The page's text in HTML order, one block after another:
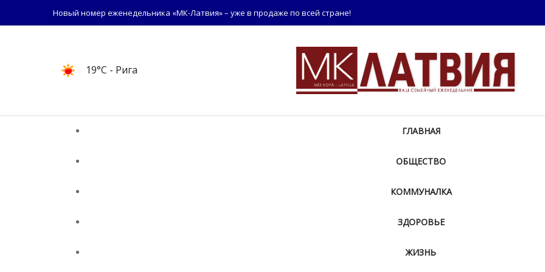
Новый номер еженедельника «МК-Латвия» – уже в продаже по всей стране!
19°C - Рига
ГЛАВНАЯ
ОБЩЕСТВО
КОММУНАЛКА
ЗДОРОВЬЕ
ЖИЗНЬ